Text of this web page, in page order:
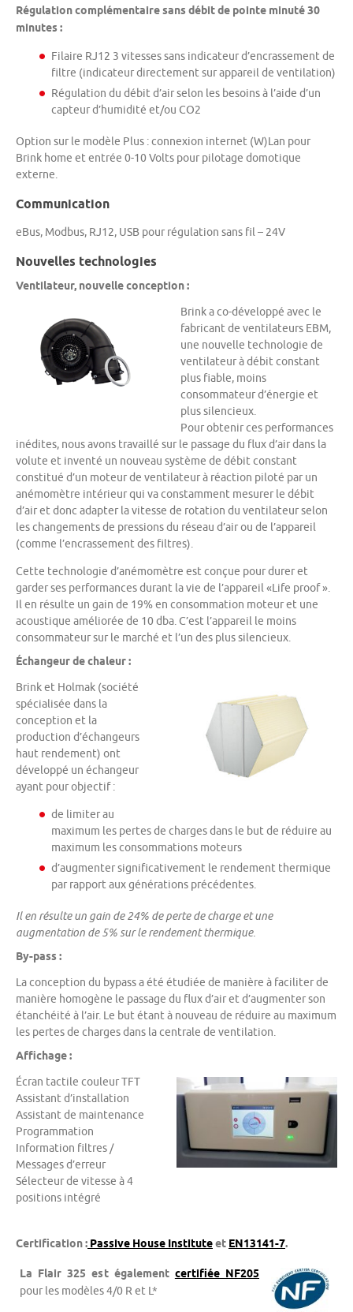
Régulation complémentaire sans débit de pointe minuté 30
minutes :
Filaire RJ12 3 vitesses sans indicateur d’encrassement de
filtre (indicateur directement sur appareil de ventilation)
Régulation du débit d’air selon les besoins à l’aide d’un
capteur d’humidité et/ou CO2
Option sur le modèle Plus : connexion internet (W)Lan pour
Brink home et entrée 0-10 Volts pour pilotage domotique
externe.
Communication
eBus, Modbus, RJ12, USB pour régulation sans fil – 24V
Nouvelles technologies
Ventilateur, nouvelle conception :
Brink a co-développé avec le
fabricant de ventilateurs EBM,
une nouvelle technologie de
ventilateur à débit constant
plus fiable, moins
consommateur d’énergie et
plus silencieux.
Pour obtenir ces performances
inédites, nous avons travaillé sur le passage du flux d’air dans la
volute et inventé un nouveau système de débit constant
constitué d’un moteur de ventilateur à réaction piloté par un
anémomètre intérieur qui va constamment mesurer le débit
d’air et donc adapter la vitesse de rotation du ventilateur selon
les changements de pressions du réseau d’air ou de l’appareil
(comme l’encrassement des filtres).
Cette technologie d’anémomètre est conçue pour durer et
garder ses performances durant la vie de l’appareil «Life proof ».
Il en résulte un gain de 19% en consommation moteur et une
acoustique améliorée de 10 dba. C’est l’appareil le moins
consommateur sur le marché et l’un des plus silencieux.
Échangeur de chaleur :
Brink et Holmak (société
spécialisée dans la
conception et la
production d’échangeurs
haut rendement) ont
développé un échangeur
ayant pour objectif :
de limiter au
maximum les pertes de charges dans le but de réduire au
maximum les consommations moteurs
d’augmenter significativement le rendement thermique
par rapport aux générations précédentes.
Il en résulte un gain de 24% de perte de charge et une
augmentation de 5% sur le rendement thermique.
By-pass :
La conception du bypass a été étudiée de manière à faciliter de
manière homogène le passage du flux d’air et d’augmenter son
étanchéité à l’air. Le but étant à nouveau de réduire au maximum
les pertes de charges dans la centrale de ventilation.
Affichage :
Écran tactile couleur TFT
Assistant d’installation
Assistant de maintenance
Programmation
Information filtres /
Messages d’erreur
Sélecteur de vitesse à 4
positions intégré
Certification :Passive House InstituteetEN13141-7.
La Flair 325 est égalementcertifiée NF205
pour les modèles 4/0 R et L*